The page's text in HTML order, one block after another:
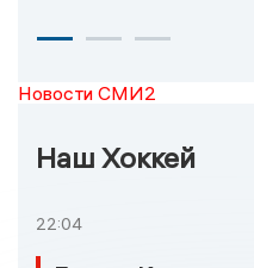
Новости СМИ2
Наш Хоккей
22:04